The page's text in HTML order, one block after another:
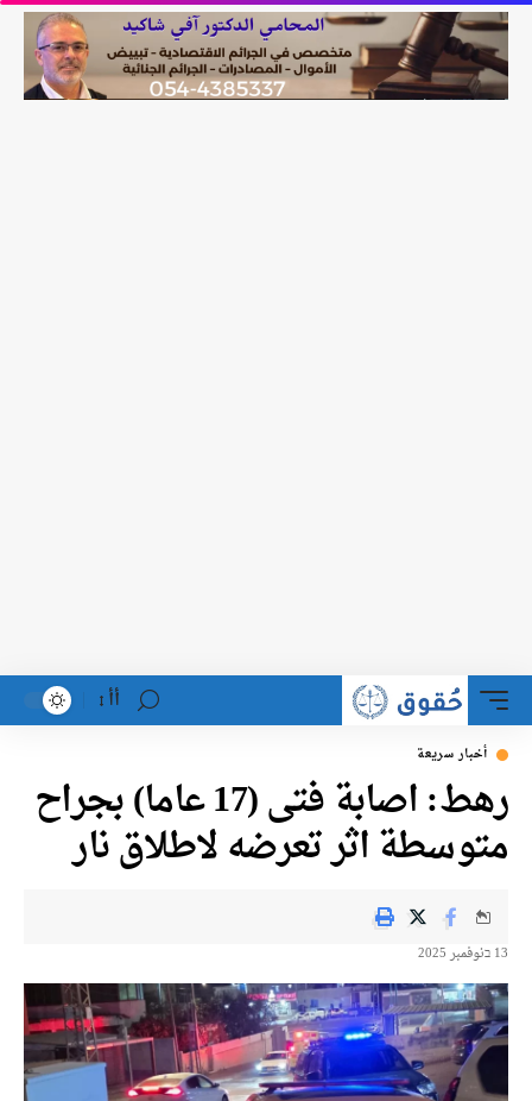
أأ
أخبار سريعة
رهط: اصابة فتى (17 عاما) بجراح
متوسطة اثر تعرضه لاطلاق نار
13 בنوفمبر 2025